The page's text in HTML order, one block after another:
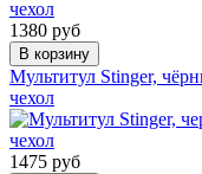
1380 руб
В корзину
Мультитул Stinger,
чехол
1475 руб